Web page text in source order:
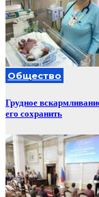
Общество
Грудное
его сохранить